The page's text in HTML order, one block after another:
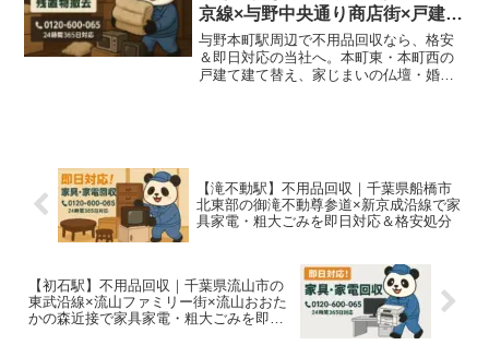
京線×与野中央通り商店街×戸建て
住宅地で家具家電・店舗什器を即
日対応＆格安処分
与野本町駅周辺で不用品回収なら、格安
＆即日対応の当社へ。本町東・本町西の
戸建て建て替え、家じまいの仏壇・婚礼
【滝不動駅】不用品回収｜千葉県船橋市
北東部の御滝不動尊参道×新京成沿線で家
具家電・粗大ごみを即日対応＆格安処分
【初石駅】不用品回収｜千葉県流山市の
東武沿線×流山ファミリー街×流山おおた
かの森近接で家具家電・粗大ごみを即日